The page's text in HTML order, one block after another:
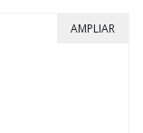
AMPLIAR